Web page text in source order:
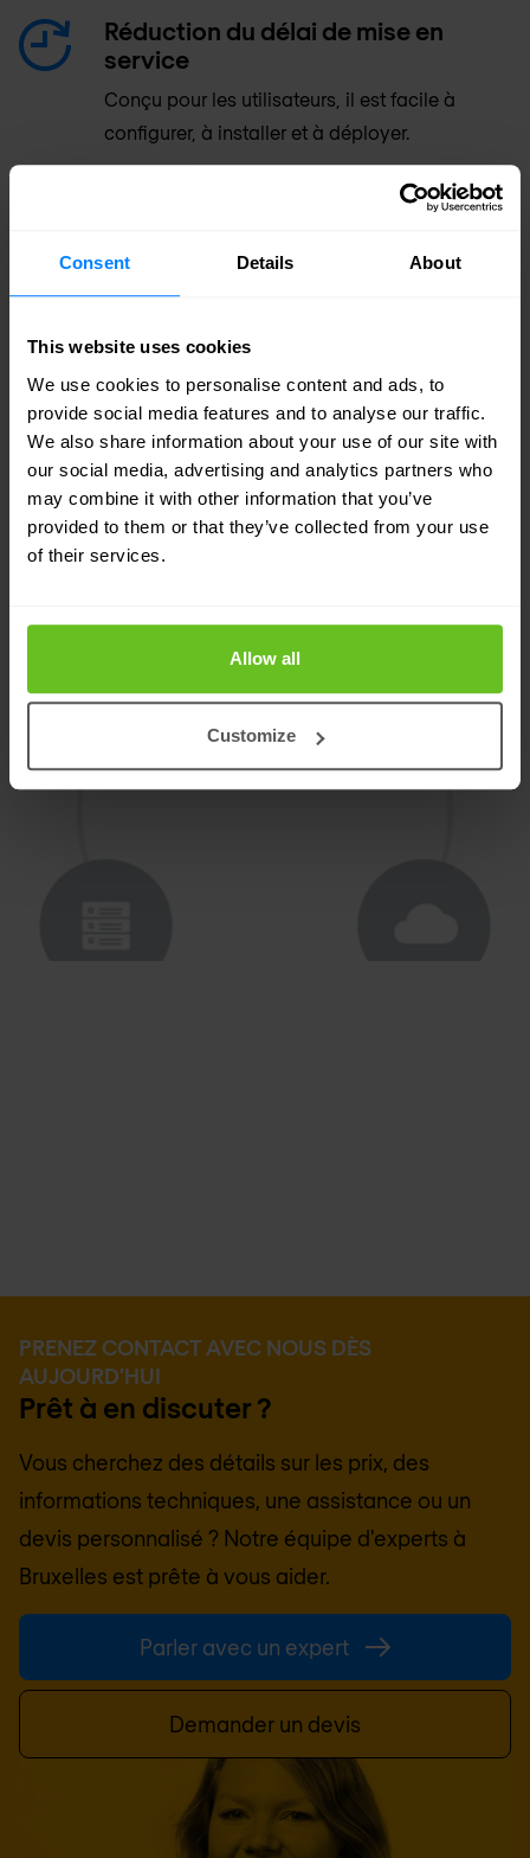
Consent Details About
This website uses cookies
We use cookies to personalise content and ads, to
provide social media features and to analyse our traffic.
We also share information about your use of our site with
our social media, advertising and analytics partners who
may combine it with other information that you’ve
provided to them or that they’ve collected from your use
of their services.
Allow all
Customize
Réduction du délai de mise en
service
Conçu pour les utilisateurs, il est facile à
configurer, à installer et à déployer.
Des appliances hautes
performances construites avec le
débit et la capacité nécessaires
pour prendre en charge le mobile, le
PRENEZ CONTACT AVEC NOUS DÈS
AUJOURD'HUI
Prêt à en discuter ?
Vous cherchez des détails sur les prix, des
informations techniques, une assistance ou un
devis personnalisé ? Notre équipe d'experts à
Bruxelles est prête à vous aider.
Parler avec un expert
Demander un devis